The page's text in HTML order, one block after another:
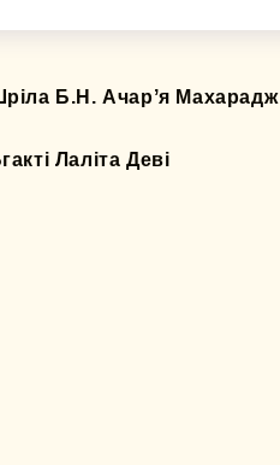
Б.Н. Ачарʼя Махарадж
Лаліта Деві